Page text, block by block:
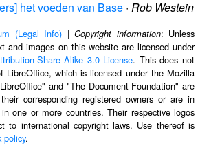
het voeden van Base · Rob Westein
(Legal Info) |Copyright information: Unless
and images on this website are licensed under
Share Alike 3.0 License. This does not
LibreOffice, which is licensed under the Mozilla
and "The Document Foundation" are
corresponding registered owners or are in
one or more countries. Their respective logos
to international copyright laws. Use thereof is
policy.